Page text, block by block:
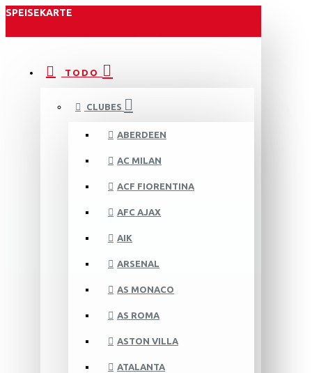
SPEISEKARTE
TODO
CLUBES
ABERDEEN
AC MILAN
ACF FIORENTINA
AFC AJAX
AIK
ARSENAL
AS MONACO
AS ROMA
ASTON VILLA
ATALANTA